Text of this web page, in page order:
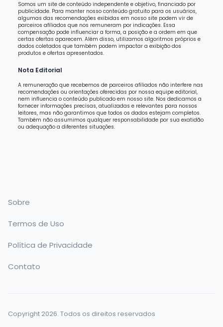
Somos um site de conteúdo independente e objetivo, financiado por
publicidade. Para manter nosso conteúdo gratuito para os usuários,
algumas das recomendações exibidas em nosso site podem vir de
parceiros afiliados que nos remuneram por indicações. Essa
compensação pode influenciar a forma, a posição e a ordem em que
certas ofertas aparecem. Além disso, utilizamos algoritmos próprios e
dados coletados que também podem impactar a exibição dos
produtos e ofertas apresentados.
Nota Editorial
A remuneração que recebemos de parceiros afiliados não interfere nas
recomendações ou orientações oferecidas por nossa equipe editorial,
nem influencia o conteúdo publicado em nosso site. Nos dedicamos a
fornecer informações precisas, atualizadas e relevantes para nossos
leitores, mas não garantimos que todos os dados estejam completos.
Também não assumimos qualquer responsabilidade por sua exatidão
ou adequação a diferentes situações.
Sobre
Termos de Uso
Política de Privacidade
Contato
Copyright 2026. Todos os direitos reservados